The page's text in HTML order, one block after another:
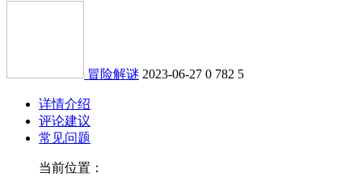
冒险解谜 2023-06-27 0 782 5
详情介绍
评论建议
常见问题
当前位置：